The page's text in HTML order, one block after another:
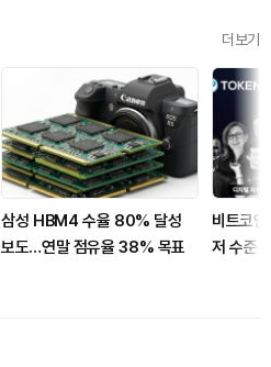
더보기
삼성 HBM4 수율 80% 달성
보도…연말 점유율 38% 목표
비트코
저 수준